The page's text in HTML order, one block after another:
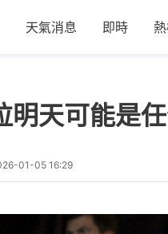
天氣消息 即時
明天可能是
01-05 16:29